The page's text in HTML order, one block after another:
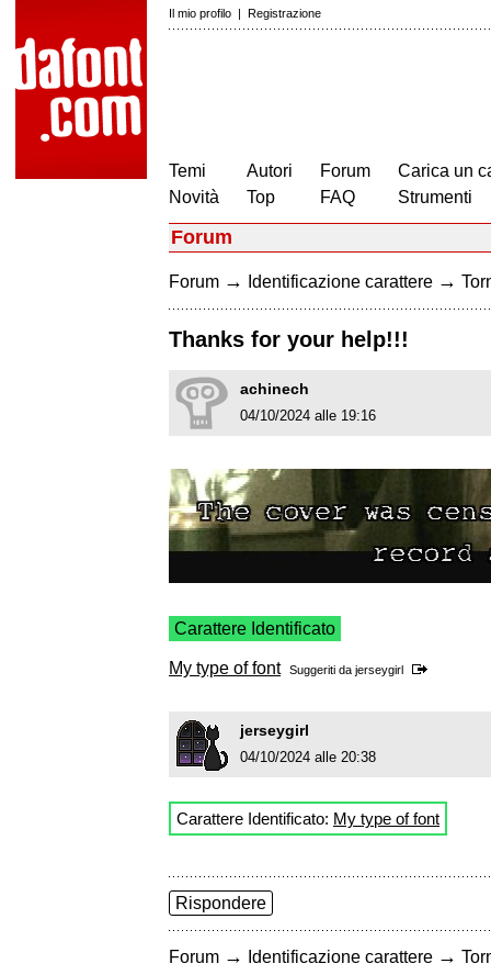
Il mio profilo | Registrazione
Temi
Novità
Autori
Top
Forum
FAQ
Carica un
Strumenti
Forum
Forum → Identificazione carattere →
Thanks for your help!!!
achinech
04/10/2024 alle 19:16
Carattere Identificato
My type of font Suggeriti da jerseygirl
jerseygirl
04/10/2024 alle 20:38
Carattere Identificato: My type of font
Rispondere
Forum → Identificazione carattere →